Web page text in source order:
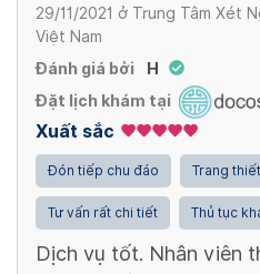
29/11/2021 ở Trung Tâm Xét
Việt Nam
Đánh giá bởi
H
Đặt lịch khám tại
Xuất sắc
Đón tiếp chu đáo Trang
Tư vấn rất chi tiết Thủ tục
Dịch vụ tốt. Nhân viên